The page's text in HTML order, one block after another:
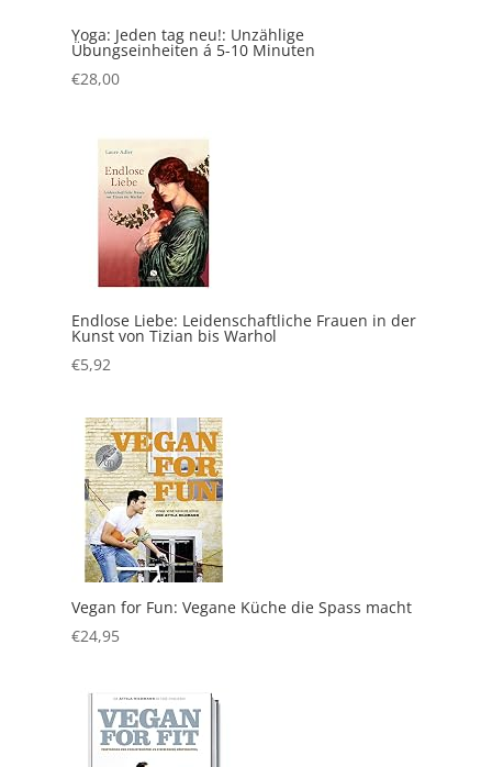
Yoga: Jeden tag neu!: Unzählige
Übungseinheiten á 5-10 Minuten
€28,00
Endlose Liebe: Leidenschaftliche Frauen in der
Kunst von Tizian bis Warhol
€5,92
Vegan for Fun: Vegane Küche die Spass macht
€24,95